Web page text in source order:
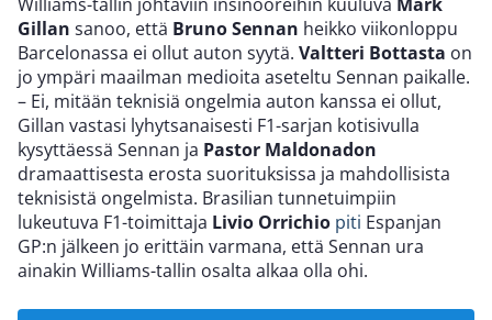
Gillan sanoo, että Bruno Sennan heikko viikonloppu
Barcelonassa ei ollut auton syytä. Valtteri Bottasta on
jo ympäri maailman medioita aseteltu Sennan paikalle.
– Ei, mitään teknisiä ongelmia auton kanssa ei ollut,
Gillan vastasi lyhytsanaisesti F1-sarjan kotisivulla
kysyttäessä Sennan ja Pastor Maldonadon
dramaattisesta erosta suorituksissa ja mahdollisista
teknisistä ongelmista. Brasilian tunnetuimpiin
lukeutuva F1-toimittaja Livio Orrichio piti Espanjan
GP:n jälkeen jo erittäin varmana, että Sennan ura
ainakin Williams-tallin osalta alkaa olla ohi.